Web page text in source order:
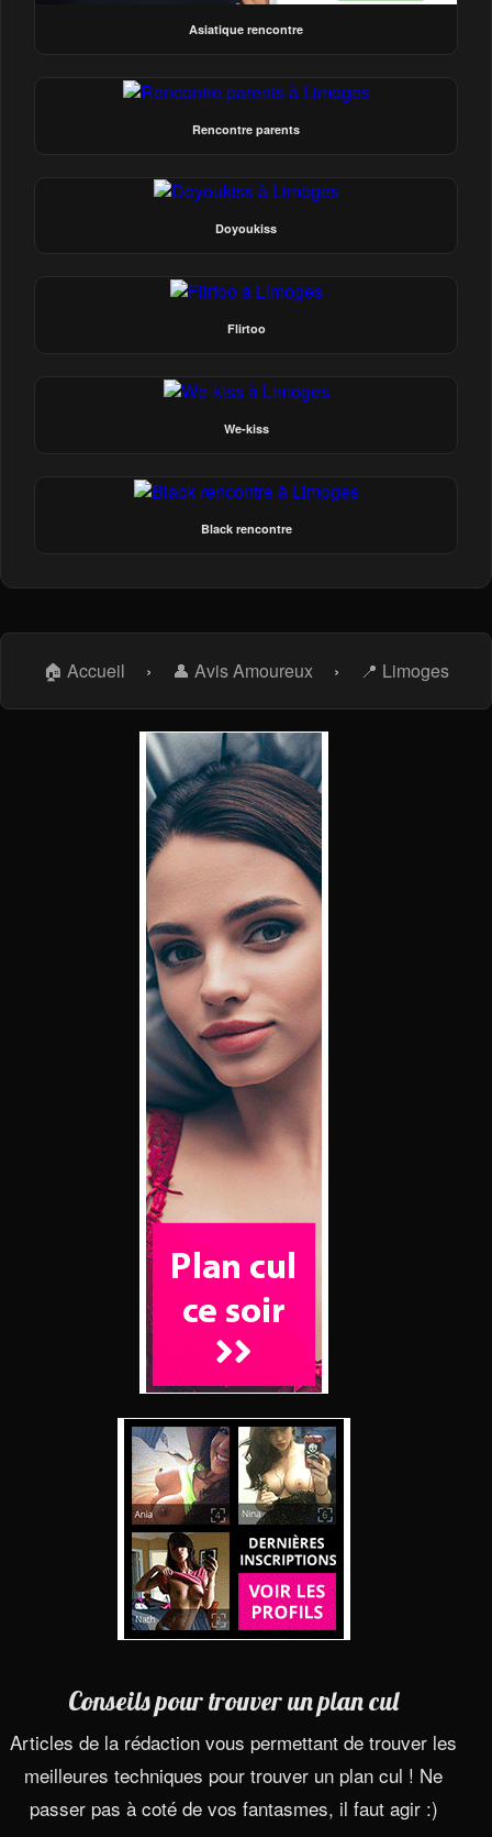
Asiatique rencontre
Rencontre parents
Doyoukiss
Flirtoo
We-kiss
Black rencontre
🏠 Accueil › 👤 Avis Amoureux › 📍 Limoges
Conseils pour trouver un plan cul
Articles de la rédaction vous permettant de trouver les
meilleures techniques pour trouver un plan cul ! Ne
passer pas à coté de vos fantasmes, il faut agir :)